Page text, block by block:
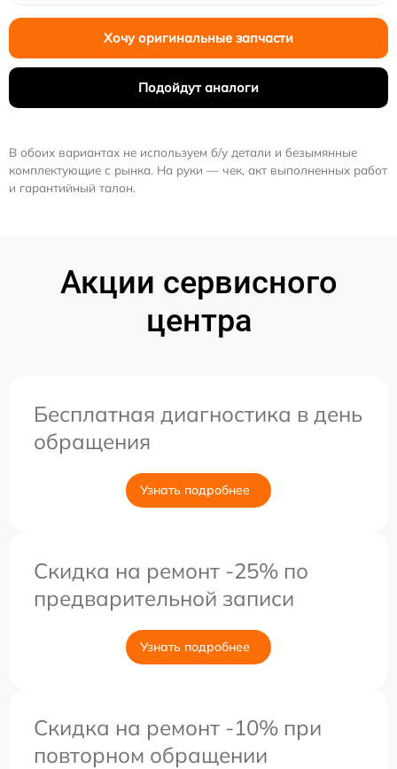
Хочу оригинальные запчасти
Подойдут аналоги
В обоих вариантах не используем б/у детали и безымянные
комплектующие с рынка. На руки — чек, акт выполненных работ
и гарантийный талон.
Акции сервисного
центра
Бесплатная диагностика в день
обращения
Узнать подробнее
Скидка на ремонт -25% по
предварительной записи
Узнать подробнее
Скидка на ремонт -10% при
повторном обращении